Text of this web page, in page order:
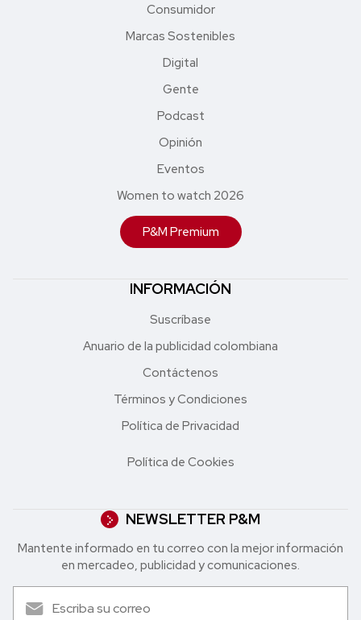
Consumidor
Marcas Sostenibles
Digital
Gente
Podcast
Opinión
Eventos
Women to watch 2026
P&M Premium
INFORMACIÓN
Suscríbase
Anuario de la publicidad colombiana
Contáctenos
Términos y Condiciones
Política de Privacidad
Política de Cookies
NEWSLETTER P&M
Mantente informado en tu correo con la mejor in formación
en mercadeo, publicidad y comunicaciones.